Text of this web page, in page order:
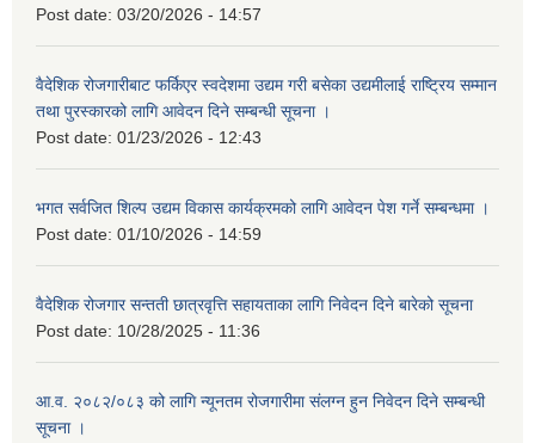
Post date: 03/20/2026 - 14:57
वैदेशिक रोजगारीबाट फर्किएर स्वदेशमा उद्यम गरी बसेका उद्यमीलाई राष्ट्रिय सम्मान
तथा पुरस्कारको लागि आवेदन दिने सम्बन्धी सूचना ।
Post date: 01/23/2026 - 12:43
भगत सर्वजित शिल्प उद्यम विकास कार्यक्रमको लागि आवेदन पेश गर्ने सम्बन्धमा ।
Post date: 01/10/2026 - 14:59
वैदेशिक रोजगार सन्तती छात्रवृत्ति सहायताका लागि निवेदन दिने बारेको सूचना
Post date: 10/28/2025 - 11:36
आ.व. २०८२/०८३ को लागि न्यूनतम रोजगारीमा संलग्न हुन निवेदन दिने सम्बन्धी
सूचना ।